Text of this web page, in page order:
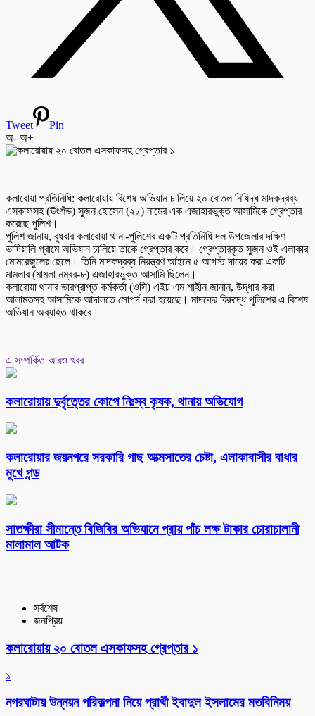
Tweet
Pin
অ- অ+
কলারোয়া প্রতিনিধি: কলারোয়ায় বিশেষ অভিযান চালিয়ে ২০ বোতল নিষিদ্ধ মাদকদ্রব্য
এসকাফসহ (ঊংশঁভ) সুজন হোসেন (২৮) নামের এক এজাহারভুক্ত আসামিকে গ্রেপ্তার
করেছে পুলিশ।
পুলিশ জানায়, বুধবার কলারোয়া থানা-পুলিশের একটি প্রতিনিধি দল উপজেলার দক্ষিণ
ভাদিয়ালি গ্রামে অভিযান চালিয়ে তাকে গ্রেপ্তার করে। গ্রেপ্তারকৃত সুজন ওই এলাকার
মোমরেজুলের ছেলে। তিনি মাদকদ্রব্য নিয়ন্ত্রণ আইনে ৫ আগস্ট দায়ের করা একটি
মামলার (মামলা নম্বর-৮) এজাহারভুক্ত আসামি ছিলেন।
কলারোয়া থানার ভারপ্রাপ্ত কর্মকর্তা (ওসি) এইচ এম শাহীন জানান, উদ্ধার করা
আলামতসহ আসামিকে আদালতে সোপর্দ করা হয়েছে। মাদকের বিরুদ্ধে পুলিশের এ বিশেষ
অভিযান অব্যাহত থাকবে।
এ সম্পর্কিত আরও খবর
কলারোয়ায় দুর্বৃত্তের কোপে নিঃস্ব কৃষক, থানায় অভিযোগ
কলারোয়ার জয়নগরে সরকারি গাছ আত্মসাতের চেষ্টা, এলাকাবাসীর বাধার
মুখে পন্ড
সাতক্ষীরা সীমান্তে বিজিবির অভিযানে প্রায় পাঁচ লক্ষ টাকার চোরাচালানী
মালামাল আটক
সর্বশেষ
জনপ্রিয়
কলারোয়ায় ২০ বোতল এসকাফসহ গ্রেপ্তার ১
১
নগরঘাটায় উন্নয়ন পরিকল্পনা নিয়ে প্রার্থী ইবাদুল ইসলামের মতবিনিময়